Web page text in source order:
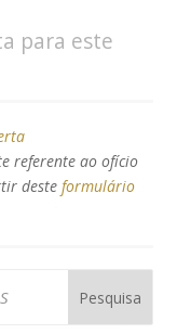
para este
referente ao ofício
deste formulário